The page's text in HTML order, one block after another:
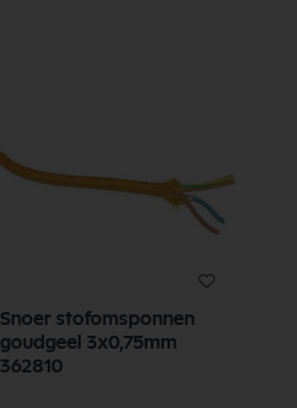
Snoer stofomsponnen
goudgeel 3x0,75mm
362810